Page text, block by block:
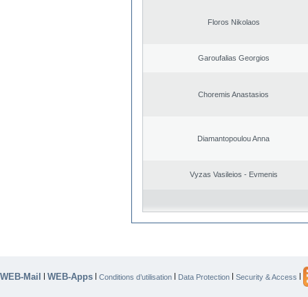
Floros Nikolaos
Garoufalias Georgios
Choremis Anastasios
Diamantopoulou Anna
Vyzas Vasileios - Evmenis
WEB-Mail | WEB-Apps | Conditions d’utilisation | Data Protection | Security & Access |